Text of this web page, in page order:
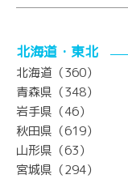
北海道・東北
北海道（360）
青森県（348）
岩手県（46）
秋田県（619）
山形県（63）
宮城県（294）